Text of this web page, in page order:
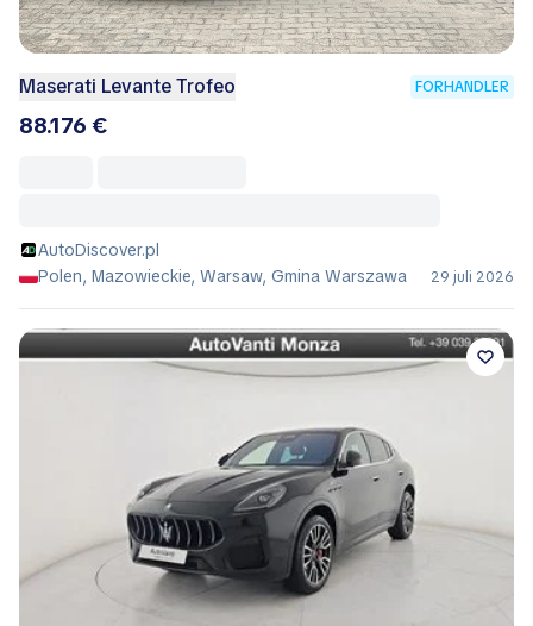
Maserati Levante Trofeo FORHANDLER
88.176 €
AutoDiscover.pl
Polen, Mazowieckie, Warsaw, Gmina Warszawa
29 juli 2026